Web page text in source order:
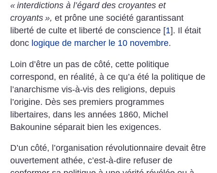
« interdictions à l’égard des croyantes et
croyants », et prône une société garantissant
liberté de culte et liberté de conscience [1]. Il était
donc logique de marcher le 10 novembre.
Loin d’être un pas de côté, cette politique
correspond, en réalité, à ce qu’a été la politique de
l’anarchisme vis-à-vis des religions, depuis
l’origine. Dès ses premiers programmes
libertaires, dans les années 1860, Michel
Bakounine séparait bien les exigences.
D’un côté, l’organisation révolutionnaire devait être
ouvertement athée, c’est-à-dire refuser de